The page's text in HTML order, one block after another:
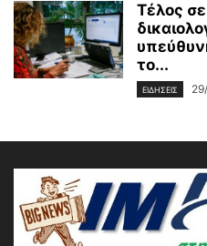
Τέλος
το...
ΕΙΔΗΣΕΙΣ